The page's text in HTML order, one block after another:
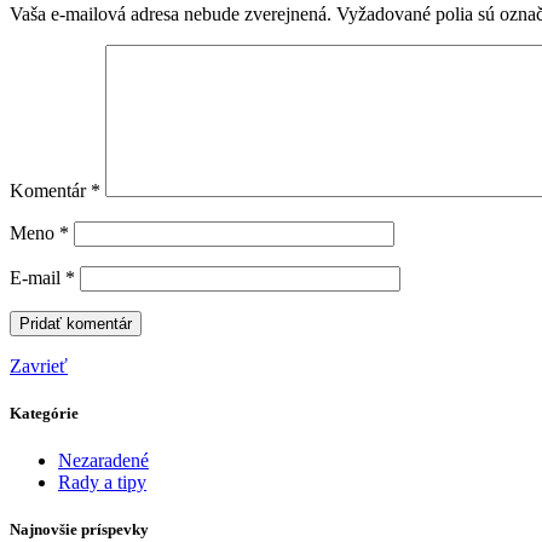
Vaša e-mailová adresa nebude zverejnená. Vyžadované polia sú
Komentár *
Meno *
E-mail *
Zavrieť
Kategórie
Nezaradené
Rady a tipy
Najnovšie príspevky